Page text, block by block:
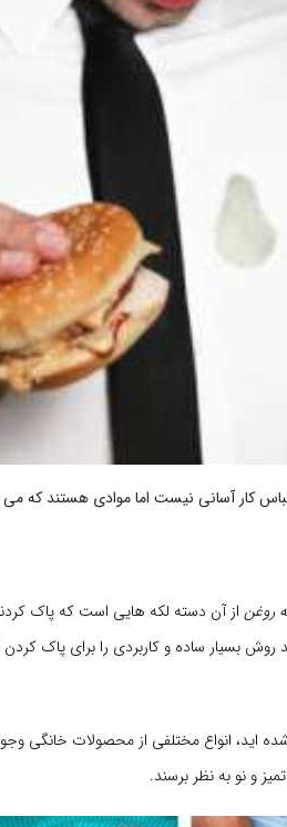
کار آسانی نیست اما موادی هستند که می
روغن از آن دسته لکه هایی است که پاک
روش بسیار ساده و کاربردی را برای پاک کردن
اید، انواع مختلفی از محصولات خانگی
و نو به نظر برسند.